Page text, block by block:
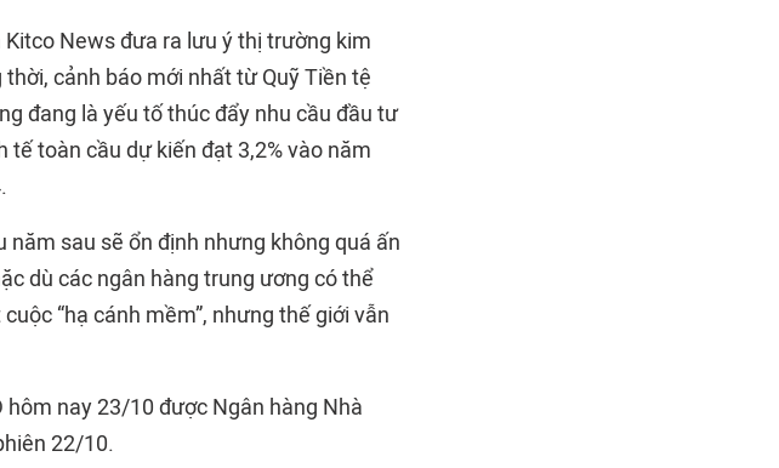
News đưa ra lưu ý thị trường kim
cảnh báo mới nhất từ Quỹ Tiền tệ
đang là yếu tố thúc đẩy nhu cầu đầu tư
toàn cầu dự kiến đạt 3,2% vào năm
sau sẽ ổn định nhưng không quá ấn
dù các ngân hàng trung ương có thể
“hạ cánh mềm”, nhưng thế giới vẫn
nay 23/10 được Ngân hàng Nhà
22/10.